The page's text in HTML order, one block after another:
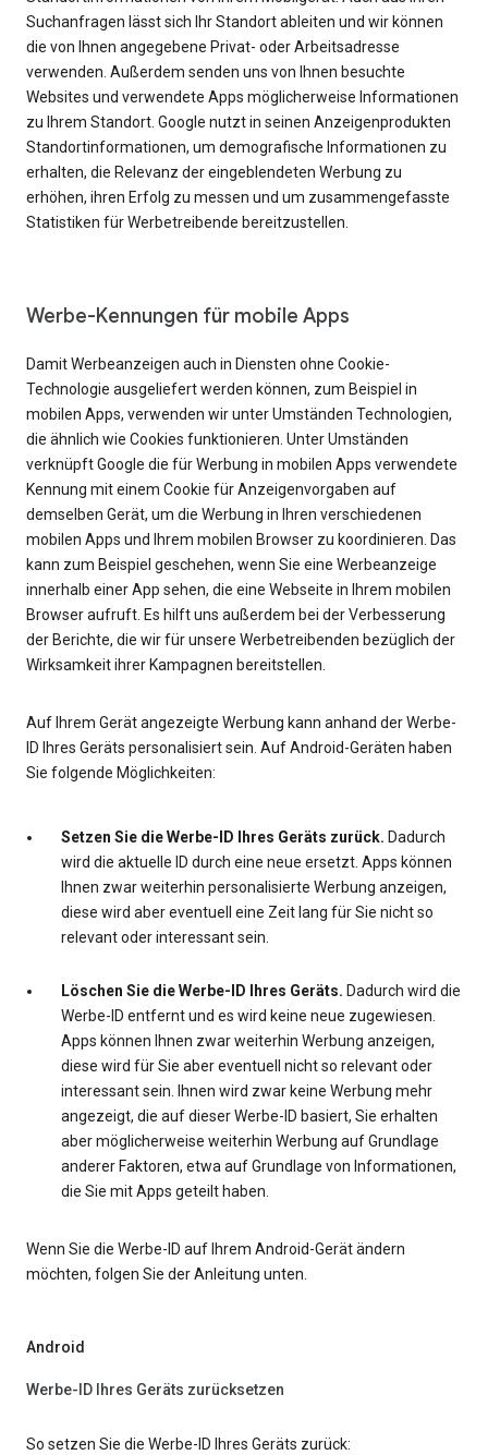
Suchanfragen lässt sich Ihr Standort ableiten und wir können
die von Ihnen angegebene Privat- oder Arbeitsadresse
verwenden. Außerdem senden uns von Ihnen besuchte
Websites und verwendete Apps möglicherweise Informationen
zu Ihrem Standort. Google nutzt in seinen Anzeigenprodukten
Standortinformationen, um demografische Informationen zu
erhalten, die Relevanz der eingeblendeten Werbung zu
erhöhen, ihren Erfolg zu messen und um zusammengefasste
Statistiken für Werbetreibende bereitzustellen.
Werbe-Kennungen für mobile Apps
Damit Werbeanzeigen auch in Diensten ohne Cookie-
Technologie ausgeliefert werden können, zum Beispiel in
mobilen Apps, verwenden wir unter Umständen Technologien,
die ähnlich wie Cookies funktionieren. Unter Umständen
verknüpft Google die für Werbung in mobilen Apps verwendete
Kennung mit einem Cookie für Anzeigenvorgaben auf
demselben Gerät, um die Werbung in Ihren verschiedenen
mobilen Apps und Ihrem mobilen Browser zu koordinieren. Das
kann zum Beispiel geschehen, wenn Sie eine Werbeanzeige
innerhalb einer App sehen, die eine Webseite in Ihrem mobilen
Browser aufruft. Es hilft uns außerdem bei der Verbesserung
der Berichte, die wir für unsere Werbetreibenden bezüglich der
Wirksamkeit ihrer Kampagnen bereitstellen.
Auf Ihrem Gerät angezeigte Werbung kann anhand der Werbe-
ID Ihres Geräts personalisiert sein. Auf Android-Geräten haben
Sie folgende Möglichkeiten:
Setzen Sie die Werbe-ID Ihres Geräts zurück. Dadurch
wird die aktuelle ID durch eine neue ersetzt. Apps können
Ihnen zwar weiterhin personalisierte Werbung anzeigen,
diese wird aber eventuell eine Zeit lang für Sie nicht so
relevant oder interessant sein.
Löschen Sie die Werbe-ID Ihres Geräts. Dadurch wird die
Werbe-ID entfernt und es wird keine neue zugewiesen.
Apps können Ihnen zwar weiterhin Werbung anzeigen,
diese wird für Sie aber eventuell nicht so relevant oder
interessant sein. Ihnen wird zwar keine Werbung mehr
angezeigt, die auf dieser Werbe-ID basiert, Sie erhalten
aber möglicherweise weiterhin Werbung auf Grundlage
anderer Faktoren, etwa auf Grundlage von Informationen,
die Sie mit Apps geteilt haben.
Wenn Sie die Werbe-ID auf Ihrem Android-Gerät ändern
möchten, folgen Sie der Anleitung unten.
Android
Werbe-ID Ihres Geräts zurücksetzen
So setzen Sie die Werbe-ID Ihres Geräts zurück: